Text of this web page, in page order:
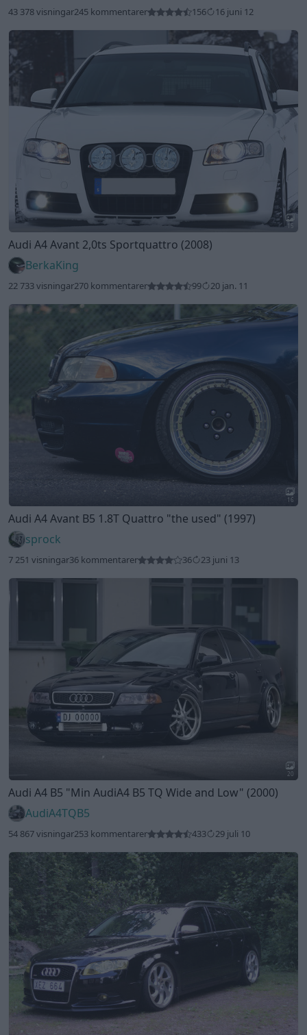
43 378 visningar245 kommentarer 156 16 juni 12
15
Audi A4 Avant 2,0ts Sportquattro (2008)
BerkaKing
22 733 visningar270 kommentarer 99 20 jan. 11
16
Audi A4 Avant B5 1.8T Quattro "the used" (1997)
sprock
7 251 visningar36 kommentarer 36 23 juni 13
20
Audi A4 B5 "Min AudiA4 B5 TQ Wide and Low" (2000)
AudiA4TQB5
54 867 visningar253 kommentarer 433 29 juli 10